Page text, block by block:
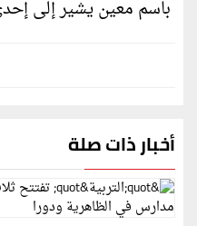
باسم معين يشير إلى
أخبار ذات صلة